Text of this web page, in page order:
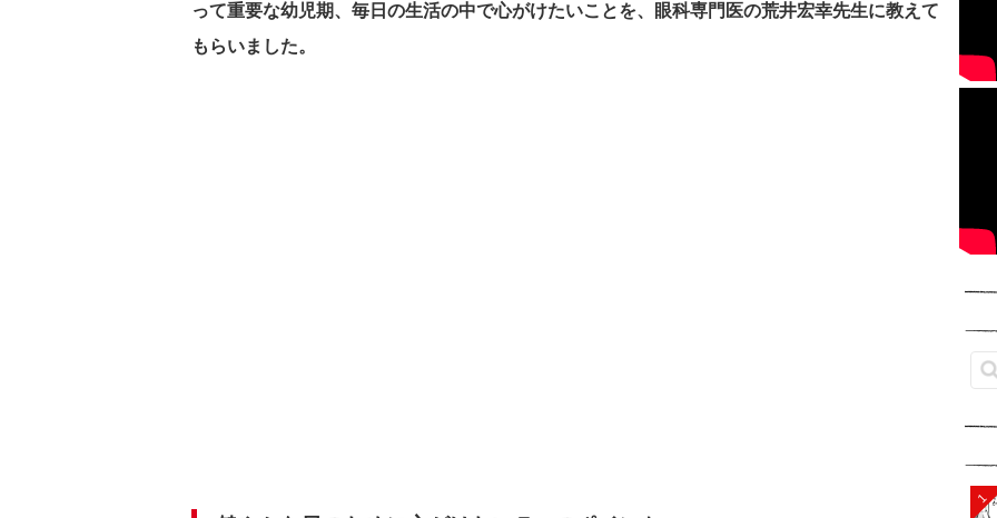
って重要な幼児期、毎日の生活の中で心がけたいことを、眼科専門医の荒井宏幸先生に教えて
もらいました。
1